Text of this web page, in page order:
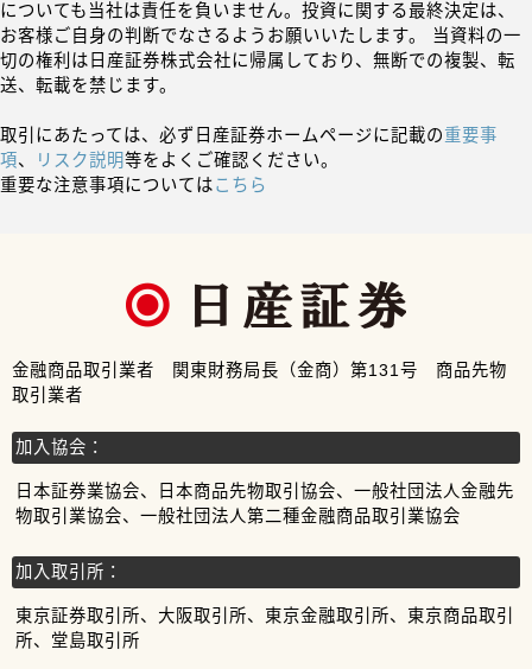
についても当社は責任を負いません。投資に関する最終決定は、
お客様ご自身の判断でなさるようお願いいたします。 当資料の一
切の権利は日産証券株式会社に帰属しており、無断での複製、転
送、転載を禁じます。
取引にあたっては、必ず日産証券ホームページに記載の重要事
項、 リスク説明等をよくご確認ください。
重要な注意事項についてはこちら
金融商品取引業者 関東財務局長（金商）第131号 商品先物
取引業者
加入協会：
日本証券業協会、日本商品先物取引協会、一般社団法人金融先
物取引業協会、一般社団法人第二種金融商品取引業協会
加入取引所：
東京証券取引所、大阪取引所、東京金融取引所、東京商品取引
所、堂島取引所